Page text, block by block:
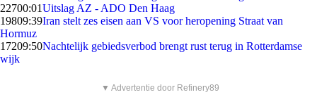
22700:01Uitslag AZ - ADO Den Haag
19809:39Iran stelt zes eisen aan VS voor heropening Straat van
Hormuz
17209:50Nachtelijk gebiedsverbod brengt rust terug in Rotterdamse
wijk
▼ Advertentie door Refinery89